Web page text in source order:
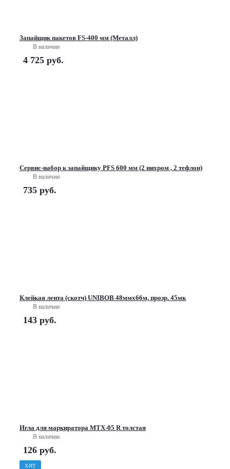
Запайщик пакетов FS-400 мм (Металл)
В наличии
4 725 руб.
Сервис-набор к запайщику PFS 600 мм (2 нихром , 2 тефлон)
В наличии
735 руб.
Клейкая лента (скотч) UNIBOB 48ммх66м, прозр. 45мк
В наличии
143 руб.
Игла для маркиратора МТХ-05 R толстая
В наличии
126 руб.
ХИТ